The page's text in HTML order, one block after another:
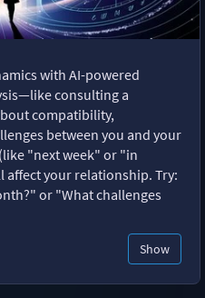
with AI-powered
consulting a
compatibility,
between you and your
"next week" or "in
your relationship. Try:
or "What challenges
Show